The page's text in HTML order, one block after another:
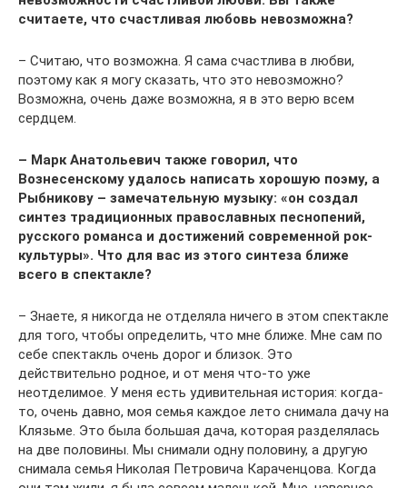
считаете, что счастливая любовь невозможна?
– Считаю, что возможна. Я сама счастлива в любви,
поэтому как я могу сказать, что это невозможно?
Возможна, очень даже возможна, я в это верю всем
сердцем.
– Марк Анатольевич также говорил, что
Вознесенскому удалось написать хорошую поэму, а
Рыбникову – замечательную музыку: «он создал
синтез традиционных православных песнопений,
русского романса и достижений современной рок-
культуры». Что для вас из этого синтеза ближе
всего в спектакле?
– Знаете, я никогда не отделяла ничего в этом спектакле
для того, чтобы определить, что мне ближе. Мне сам по
себе спектакль очень дорог и близок. Это
действительно родное, и от меня что-то уже
неотделимое. У меня есть удивительная история: когда-
то, очень давно, моя семья каждое лето снимала дачу на
Клязьме. Это была большая дача, которая разделялась
на две половины. Мы снимали одну половину, а другую
снимала семья Николая Петровича Караченцова. Когда